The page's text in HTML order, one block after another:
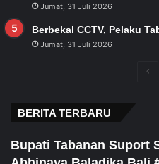
Jumat, 31 Juli 2026
Berbekal CCTV, Pelaku
Jumat, 31 Juli 2026
BERITA TERBARU
Bupati Tabanan Suport